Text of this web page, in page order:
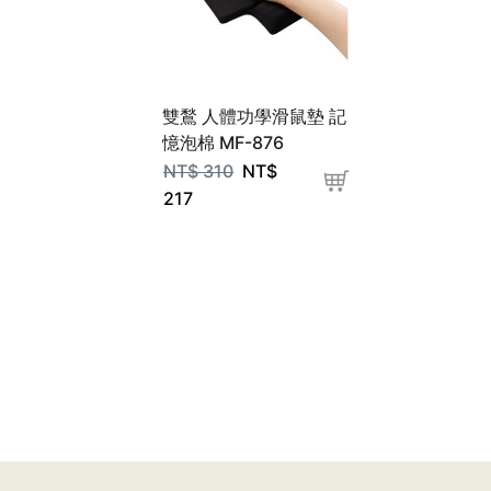
雙鶖 人體功學滑鼠墊 記
憶泡棉 MF-876
NT$310 NT$
217